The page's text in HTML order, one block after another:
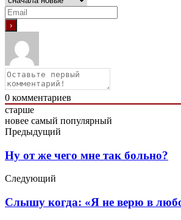
0 комментариев
старше
новее самый популярный
Предыдущий
Ну от же чего мне так больно?
Следующий
Слышу когда: «Я не верю в